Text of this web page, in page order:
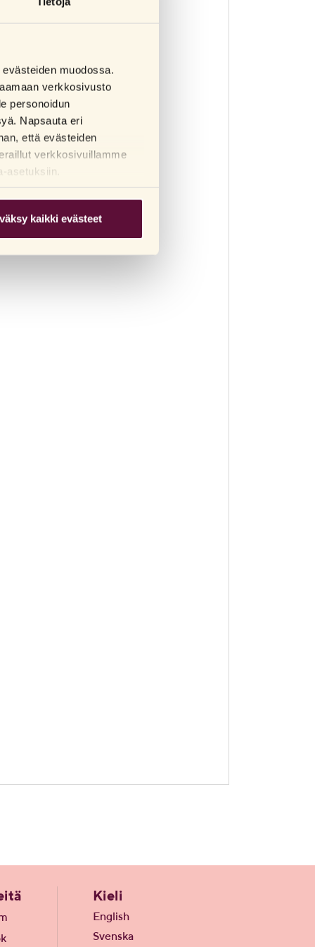
muodossa.
verkkosivusto
personoidun
Napsauta eri
että evästeiden
verkkosivuillamme
asetuksiin.
kaikki evästeet
Kieli
English
Svenska